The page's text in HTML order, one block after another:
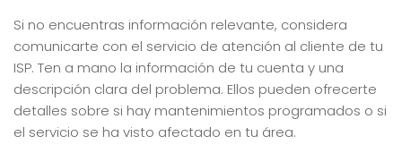
Si no encuentras información relevante, considera
comunicarte con el servicio de atención al cliente de tu
ISP. Ten a mano la información de tu cuenta y una
descripción clara del problema. Ellos pueden ofrecerte
detalles sobre si hay mantenimientos programados o si
el servicio se ha visto afectado en tu área.